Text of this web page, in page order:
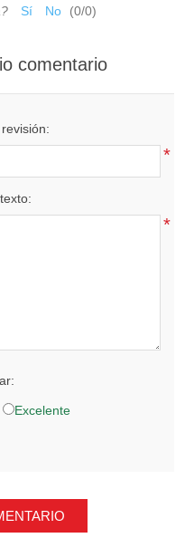
Sí No (0/0)
comentario
*
*
Excelente